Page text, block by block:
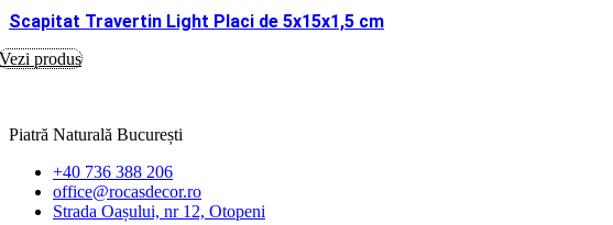
Scapitat Travertin Light Placi de 5x15x1,5 cm
Vezi produs
Piatră Naturală București
+40 736 388 206
office@rocasdecor.ro
Strada Oașului, nr 12, Otopeni